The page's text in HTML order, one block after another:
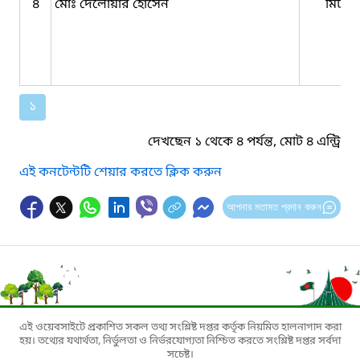
৪
মোঃ দেলোয়ার হোসেন
১
দেখছেন ১ থেকে ৪ পর্যন্ত, মোট ৪ এন্ট্রি
এই কনটেন্টটি শেয়ার করতে ক্লিক করুন
আপনার মতামত প্রদান করুন
এই ওয়েবসাইটে প্রকাশিত সকল তথ্য সংশ্লিষ্ট দপ্তর কর্তৃক নিয়মিত হালনাগাদ করা
হয়। তথ্যের যথার্থতা, নির্ভুলতা ও নির্ভরযোগ্যতা নিশ্চিত করতে সংশ্লিষ্ট দপ্তর সর্বদা
সচেষ্ট।